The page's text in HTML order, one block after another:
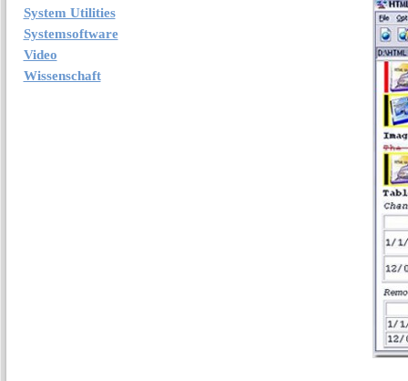
System Utilities
Systemsoftware
Video
Wissenschaft